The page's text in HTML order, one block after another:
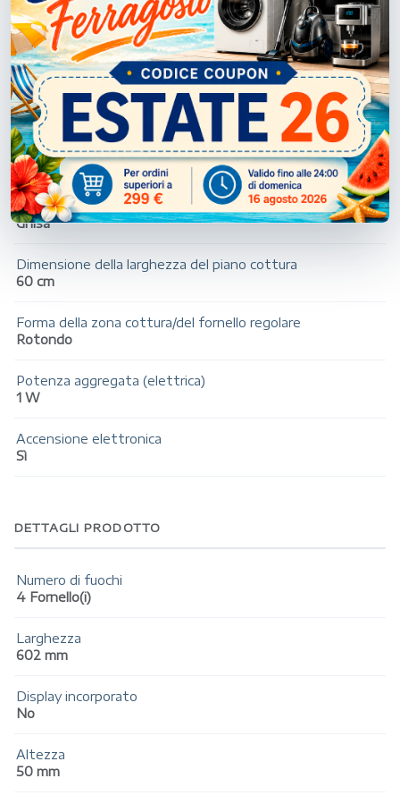
Tipo di superficie superiore
Acciaio inox
Bruciatore piccolo
1000 W
Bruciatore grande
3000 W
Materiale di supporto della pentola
Ghisa
Dimensione della larghezza del piano cottura
60 cm
Forma della zona cottura/del fornello regolare
Rotondo
Potenza aggregata (elettrica)
1 W
Accensione elettronica
Sì
DETTAGLI PRODOTTO
Numero di fuochi
4 Fornello(i)
Larghezza
602 mm
Display incorporato
No
Altezza
50 mm